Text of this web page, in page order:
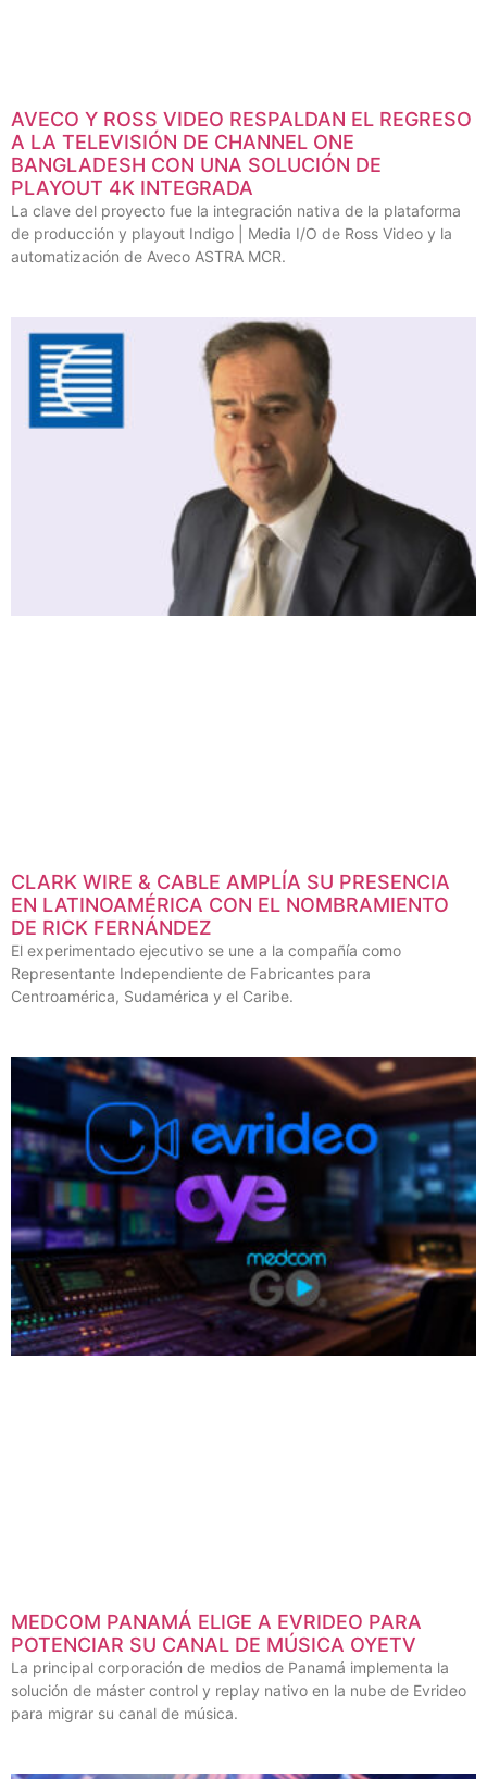
AVECO Y ROSS VIDEO RESPALDAN EL REGRESO
A LA TELEVISIÓN DE CHANNEL ONE
BANGLADESH CON UNA SOLUCIÓN DE
PLAYOUT 4K INTEGRADA
La clave del proyecto fue la integración nativa de la plataforma
de producción y playout Indigo | Media I/O de Ross Video y la
automatización de Aveco ASTRA MCR.
CLARK WIRE & CABLE AMPLÍA SU PRESENCIA
EN LATINOAMÉRICA CON EL NOMBRAMIENTO
DE RICK FERNÁNDEZ
El experimentado ejecutivo se une a la compañía como
Representante Independiente de Fabricantes para
Centroamérica, Sudamérica y el Caribe.
MEDCOM PANAMÁ ELIGE A EVRIDEO PARA
POTENCIAR SU CANAL DE MÚSICA OYETV
La principal corporación de medios de Panamá implementa la
solución de máster control y replay nativo en la nube de Evrideo
para migrar su canal de música.